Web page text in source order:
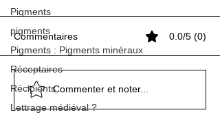
Pigments
pigments
Pigments : Pigments minéraux
Réceptaires
Récipients
Lettrage médiéval ?
Stage de Septembre 2020
avec Marine
Cartes de voeux au
périscolaire de St-Priest
Le Roman de Renart
Stage de Septembre 2020
avec Marine
Cartes de voeux au
périscolaire de St-Priest
Le Roman de Renart
Stage de Septembre 2020
avec Marine
Commentaires 0.0/5 (0)
Commenter et noter...